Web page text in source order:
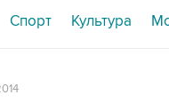
Спорт Культура